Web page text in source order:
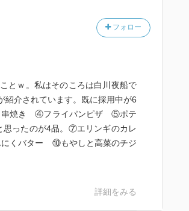
フォロー
とｗ。私はそのころは白川夜船で
介されています。既に採用中が6
焼き ④フライパンピザ ⑤ポテ
ったのが4品。⑦エリンギのカレ
くバター ⑩もやしと高菜のチジ
詳細をみる